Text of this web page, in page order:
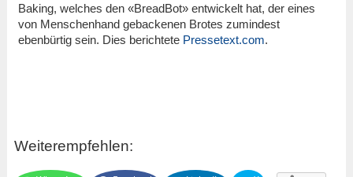
Baking, welches den «BreadBot» entwickelt hat, der eines
von Menschenhand gebackenen Brotes zumindest
ebenbürtig sein. Dies berichtete Pressetext.com.
Weiterempfehlen: